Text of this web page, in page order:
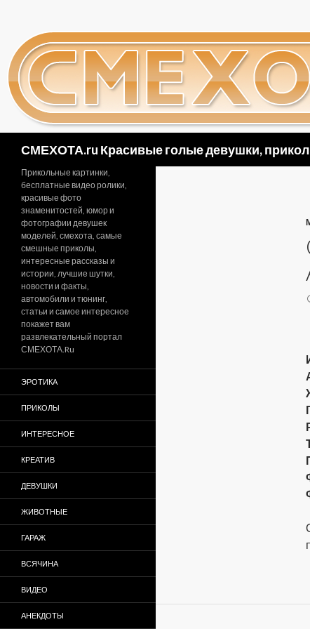
СМЕХОТА.ru Красивые голые девушки,
Прикольные картинки,
бесплатные видео ролики,
красивые фото
знаменитостей, юмор и
фотографии девушек
моделей, смехота, самые
смешные приколы,
интересные рассказы и
истории, лучшие шутки,
новости и факты,
автомобили и тюнинг,
статьи и самое интересное
покажет вам
развлекательный портал
СМЕХОТА.Ru
ЭРОТИКА
ПРИКОЛЫ
ИНТЕРЕСНОЕ
КРЕАТИВ
ДЕВУШКИ
ЖИВОТНЫЕ
ГАРАЖ
ВСЯЧИНА
ВИДЕО
АНЕКДОТЫ